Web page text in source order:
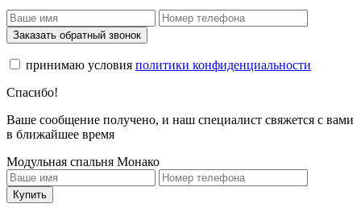
Заказать обратный звонок
принимаю условия политики конфиденциальности
Спасибо!
Ваше сообщение получено, и наш специалист свяжется с вами
в ближайшее время
Модульная спальня Монако
Купить